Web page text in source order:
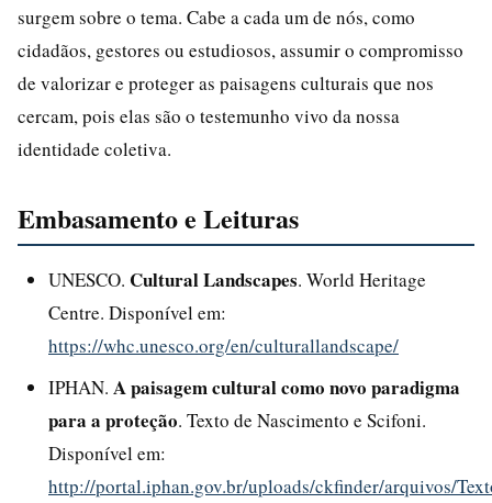
surgem sobre o tema. Cabe a cada um de nós, como
cidadãos, gestores ou estudiosos, assumir o compromisso
de valorizar e proteger as paisagens culturais que nos
cercam, pois elas são o testemunho vivo da nossa
identidade coletiva.
Embasamento e Leituras
UNESCO. Cultural Landscapes. World Heritage
Centre. Disponível em:
https://whc.unesco.org/en/culturallandscape/
IPHAN. A paisagem cultural como novo paradigma
para a proteção. Texto de Nascimento e Scifoni.
Disponível em:
http://portal.iphan.gov.br/uploads/ckfinder/arquivos/